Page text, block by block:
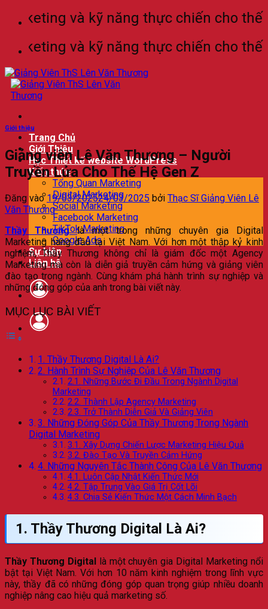
qua
dung
và kỹ năng thực chiến cho thế hệ
và kỹ năng thực chiến cho thế hệ
Trang Chủ
Giới Thiệu
Học Thiết kế website WordPress
Kiến thức
Tổng Quan Marketing
Digital Marketing
Social Marketing
Facebook Marketing
TikTok Marketing
Google Ads
Sự kiện
Liên hệ
Giới thiệu
Giảng viên Lê Văn Thương – Người
Truyền Lửa Cho Thế Hệ Gen Z
Đăng vào19/03/202524/03/2025 bởi Thạc Sĩ Giảng Viên Lê
Văn Thương
Thầy Thươnglà một trong những chuyên gia Digital
Marketing hàng đầu tại Việt Nam. Với hơn một thập kỷ kinh
nghiệm, Thầy Thương không chỉ là giám đốc một Agency
Marketing mà còn là diễn giả truyền cảm hứng và giảng viên
đào tạo trong ngành. Cùng khám phá hành trình sự nghiệp và
những đóng góp của anh trong bài viết này.
MỤC LỤC BÀI VIẾT
1. Thầy Thương Digital Là Ai?
2. Hành Trình Sự Nghiệp Của Lê Văn Thương
2.1. Những Bước Đi Đầu Trong Ngành Digital
Marketing
2.2. Thành Lập Agency Marketing
2.3. Trở Thành Diễn Giả Và Giảng Viên
3. Những Đóng Góp Của Thầy Thương Trong Ngành
Digital Marketing
3.1. Xây Dựng Chiến Lược Marketing Hiệu Quả
3.2. Đào Tạo Và Truyền Cảm Hứng
4. Những Nguyên Tắc Thành Công Của Lê Văn Thương
4.1. Luôn Cập Nhật Kiến Thức Mới
4.2. Tập Trung Vào Giá Trị Cốt Lõi
4.3. Chia Sẻ Kiến Thức Một Cách Minh Bạch
1. Thầy Thương Digital Là Ai?
Thầy Thương Digitallà một chuyên gia Digital Marketing nổi
bật tại Việt Nam. Với hơn 10 năm kinh nghiệm trong lĩnh vực
này, thầy đã có những đóng góp quan trọng giúp nhiều doanh
nghiệp nâng cao hiệu quả marketing số.